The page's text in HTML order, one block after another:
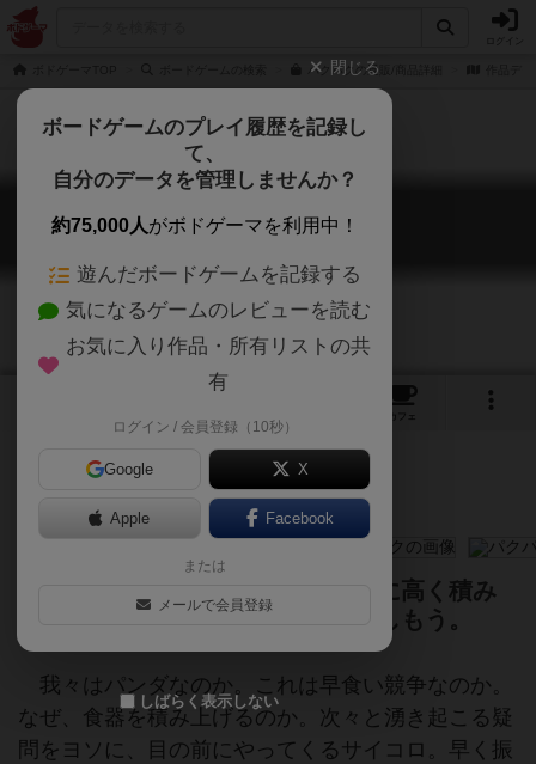
パクパクの通販/商品詳細
パクパク
Paku Paku
カフェ
次々に手元に来るサイコロ、次第に高く積み
重なる食器。パンダなカオスを楽しもう。
我々はパンダなのか。これは早食い競争なのか。
なぜ、食器を積み上げるのか。次々と湧き起こる疑
問をヨソに、目の前にやってくるサイコロ。早く振
閉じる
ボードゲームのプレイ履歴を記録し
て、
自分のデータを管理しませんか？
約75,000人がボドゲーマを利用中！
遊んだボードゲームを記録する
気になるゲームのレビューを読む
お気に入り作品・所有リストの共
有
ログイン / 会員登録（10秒）
Google X
Apple Facebook
または
メールで会員登録
しばらく表示しない